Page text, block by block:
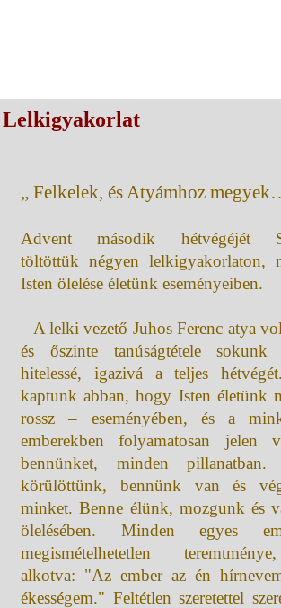
Lelkigyakorlat
„ Felkelek, és Atyámhoz
Advent második hétvégéjét
töltöttük négyen lelkigyakorlaton,
Isten ölelése életünk eseményeiben.
A lelki vezető Juhos Ferenc atya
és őszinte tanúságtétele sokunk
hitelessé, igazivá a teljes
kaptunk abban, hogy Isten életünk
rossz – eseményében, és a
emberekben folyamatosan jelen
bennünket, minden pillanatban.
körülöttünk, bennünk van és
minket. Benne élünk, mozgunk és
ölelésében. Minden egyes
megismételhetetlen
alkotva: "Az ember az én
ékességem." Feltétlen szeretettel